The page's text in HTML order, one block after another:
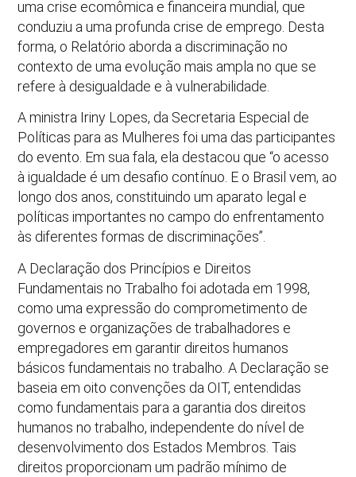
uma crise ecomômica e financeira mundial, que
conduziu a uma profunda crise de emprego. Desta
forma, o Relatório aborda a discriminação no
contexto de uma evolução mais ampla no que se
refere à desigualdade e à vulnerabilidade.
A ministra Iriny Lopes, da Secretaria Especial de
Políticas para as Mulheres foi uma das participantes
do evento. Em sua fala, ela destacou que “o acesso
à igualdade é um desafio contínuo. E o Brasil vem, ao
longo dos anos, constituindo um aparato legal e
políticas importantes no campo do enfrentamento
às diferentes formas de discriminações”.
A Declaração dos Princípios e Direitos
Fundamentais no Trabalho foi adotada em 1998,
como uma expressão do comprometimento de
governos e organizações de trabalhadores e
empregadores em garantir direitos humanos
básicos fundamentais no trabalho. A Declaração se
baseia em oito convenções da OIT, entendidas
como fundamentais para a garantia dos direitos
humanos no trabalho, independente do nível de
desenvolvimento dos Estados Membros. Tais
direitos proporcionam um padrão mínimo de